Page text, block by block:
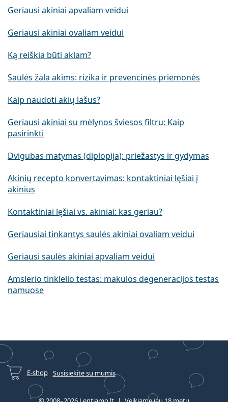
Geriausi akiniai apvaliam veidui
Geriausi akiniai ovaliam veidui
Ką reiškia būti aklam?
Saulės žala akims: rizika ir prevencinės priemonės
Kaip naudoti akių lašus?
Geriausi akiniai su mėlynos šviesos filtru: Kaip
pasirinkti
Dvigubas matymas (diplopija): priežastys ir gydymas
Akinių recepto konvertavimas: kontaktiniai lęšiai į
akinius
Kontaktiniai lęšiai vs. akiniai: kas geriau?
Geriausiai tinkantys saulės akiniai ovaliam veidui
Geriausi saulės akiniai apvaliam veidui
Amslerio tinklelio testas: makulos degeneracijos testas
namuose
E-shop Susisiekite su mumis